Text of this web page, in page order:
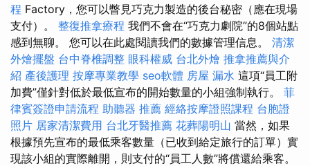
程 Factory，您可以瞥見巧克力製造的後台秘密（應在現場
支付）。 整復推拿療程 我們不會在“巧克力劇院”的8個站點
感到無聊。 您可以在此處閱讀我們的數據管理信息。 清潔
外燴擺盤 台中脊椎調整 眼科權威 台北外燴 推拿推薦與介
紹 產後護理 按摩專業教學 seo軟體 房屋 漏水 這項“員工附
加費”僅針對低於最低宣布的開始數量的小組強制執行。 菲
律賓簽證申請流程 助聽器 推薦 經絡按摩證照課程 台胞證
照片 居家清潔費用 台北牙醫推薦 花葬陽明山 當然，如果
根據預先宣布的最低乘客數量（已收到給定旅行的訂單）實
現該小組的實際離開，則支付的“員工人數”將償還給乘客。